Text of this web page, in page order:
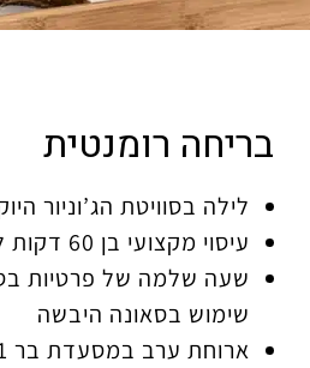
בריחה רומנטית
לילה בסוויטת הג’וניור
עיסוי מקצועי בן 60 דקות לבחירה
שעה שלמה של פרטיות
שימוש בסאונה היבשה
ארוחת ערב במסעדת בר 51